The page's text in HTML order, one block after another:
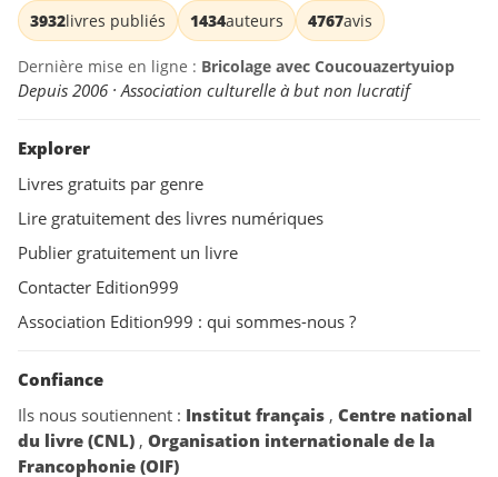
3932livres publiés 1434auteurs 4767avis
Dernière mise en ligne : Bricolage avec Coucouazertyuiop
Depuis 2006 · Association culturelle à but non lucratif
Explorer
Livres gratuits par genre
Lire gratuitement des livres numériques
Publier gratuitement un livre
Contacter Edition999
Association Edition999 : qui sommes-nous ?
Confiance
Ils nous soutiennent : Institut français , Centre national
du livre (CNL) , Organisation internationale de la
Francophonie (OIF)